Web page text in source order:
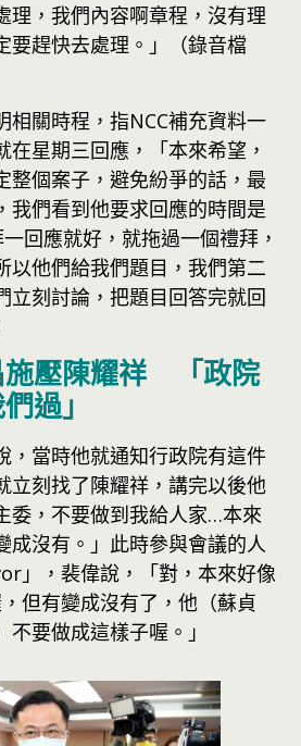
理，我們內容啊章程，沒有理
要趕快去處理。」（錄音檔
相關時程，指NCC補充資料一
在星期三回應，「本來希望，
整個案子，避免紛爭的話，最
我們看到他要求回應的時間是
回應就好，就拖過一個禮拜，
以他們給我們題目，我們第二
立刻討論，把題目回答完就回
施壓陳耀祥 「政院
過」
，當時他就通知行政院有這件
立刻找了陳耀祥，講完以後他
委，不要做到我給人家…本來
成沒有。」此時參與會議的人
」，裴偉說，「對，本來好像
但有變成沒有了，他（蘇貞
要做成這樣子喔。」